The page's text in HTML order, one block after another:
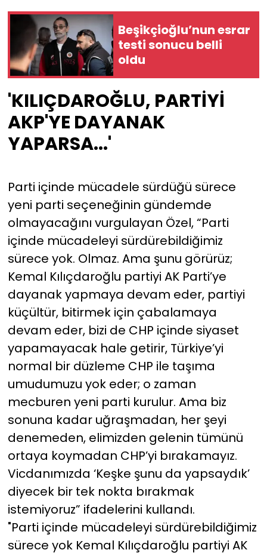
Beşikçioğlu’nun esrar
testi sonucu belli
oldu
'KILIÇDAROĞLU, PARTİYİ
AKP'YE DAYANAK
YAPARSA...'
Parti içinde mücadele sürdüğü sürece
yeni parti seçeneğinin gündemde
olmayacağını vurgulayan Özel, “Parti
içinde mücadeleyi sürdürebildiğimiz
sürece yok. Olmaz. Ama şunu görürüz;
Kemal Kılıçdaroğlu partiyi AK Parti’ye
dayanak yapmaya devam eder, partiyi
küçültür, bitirmek için çabalamaya
devam eder, bizi de CHP içinde siyaset
yapamayacak hale getirir, Türkiye’yi
normal bir düzleme CHP ile taşıma
umudumuzu yok eder; o zaman
mecburen yeni parti kurulur. Ama biz
sonuna kadar uğraşmadan, her şeyi
denemeden, elimizden gelenin tümünü
ortaya koymadan CHP’yi bırakamayız.
Vicdanımızda ‘Keşke şunu da yapsaydık’
diyecek bir tek nokta bırakmak
istemiyoruz” ifadelerini kullandı.
"Parti içinde mücadeleyi sürdürebildiğimiz
sürece yok Kemal Kılıçdaroğlu partiyi AK